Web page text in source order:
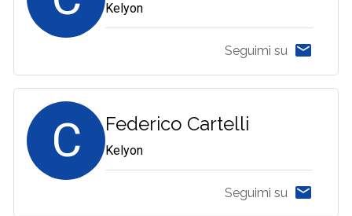
Kelyon
Seguimi su
C Federico Cartelli
Kelyon
Seguimi su